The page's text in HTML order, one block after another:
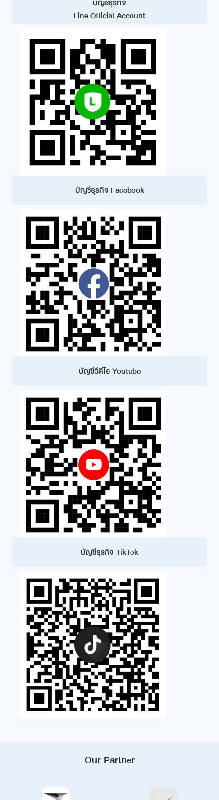
บัญชีธุรกิจ
Line Official Account
บัญชีธุรกิจ Facebook
บัญชีวีดีโอ Youtube
บัญชีธุรกิจ TikTok
Our Partner